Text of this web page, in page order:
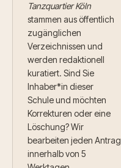
Tanzquartier Köln
stammen aus öffentlich
zugänglichen
Verzeichnissen und
werden redaktionell
kuratiert. Sind Sie
Inhaber*in dieser
Schule und möchten
Korrekturen oder eine
Löschung? Wir
bearbeiten jeden Antrag
innerhalb von 5